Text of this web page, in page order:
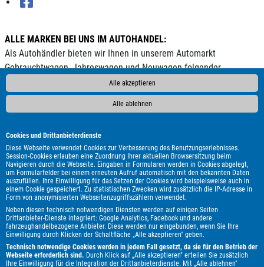
Alle akzeptieren
Alle ablehnen
Cookies und Drittanbieterdienste
Diese Webseite verwendet Cookies zur Verbesserung des Benutzungserlebnisses.
Session-Cookies erlauben eine Zuordnung Ihrer aktuellen Browsersitzung beim
Navigieren durch die Webseite. Eingaben in Formularen werden in Cookies abgelegt,
um Formularfelder bei einem erneuten Aufruf automatisch mit den bekannten Daten
auszufüllen. Ihre Einwilligung für das Setzen der Cookies wird beispielsweise auch in
einem Cookie gespeichert. Zu statistischen Zwecken wird zusätzlich die IP-Adresse in
Form von anonymisierten Webseitenzugriffszählern verwendet.
Neben diesen technisch notwendigen Diensten werden auf einigen Seiten
Drittanbieter-Dienste integriert: Google Analytics, Facebook und andere
fahrzeughandelbezogene Anbieter. Diese werden nur eingebunden, wenn Sie Ihre
Einwilligung durch Klicken der Schaltfläche „Alle akzeptieren" geben.
Technisch notwendige Cookies werden in jedem Fall gesetzt, da sie für den Betrieb der
Webseite erforderlich sind. Durch Klick auf „Alle akzeptieren" erteilen Sie zusätzlich
Ihre Einwilligung für die Integration der Drittanbieterdienste. Mit „Alle ablehnen"
ALLE MARKEN BEI UNS IM AUTOHANDEL:
Als Autohändler bieten wir Ihnen in unserem Automarkt
Gebrauchtwagen, Jahreswagen und Neuwagen folgender
Aixam
Carthago
Chausson Chevrolet
DFSK
DS Automobiles Dacia Dodge Etrusco
Eura Mobil
Fiat
Ford GWM Genesis Hobby Honda
Hyundai
Infiniti
Itineo Iveco Jaguar Jeep KGM Kia
Knaus
LMC
Lada Land Rover Leapmotor Lexus MAN
MF
MG
MINI Malibu Maserati Maxus
Mazda
Mercedes-Benz
Mitsubishi Mooveo Nissan
Opel
Peugeot
Piaggio Polestar Porsche Pössl
Renault
Royal Alloy
Seat Skoda Smart Ssangyong
Subaru
Suzuki
Tesla Toyota Volkswagen Volvo Weinsberg